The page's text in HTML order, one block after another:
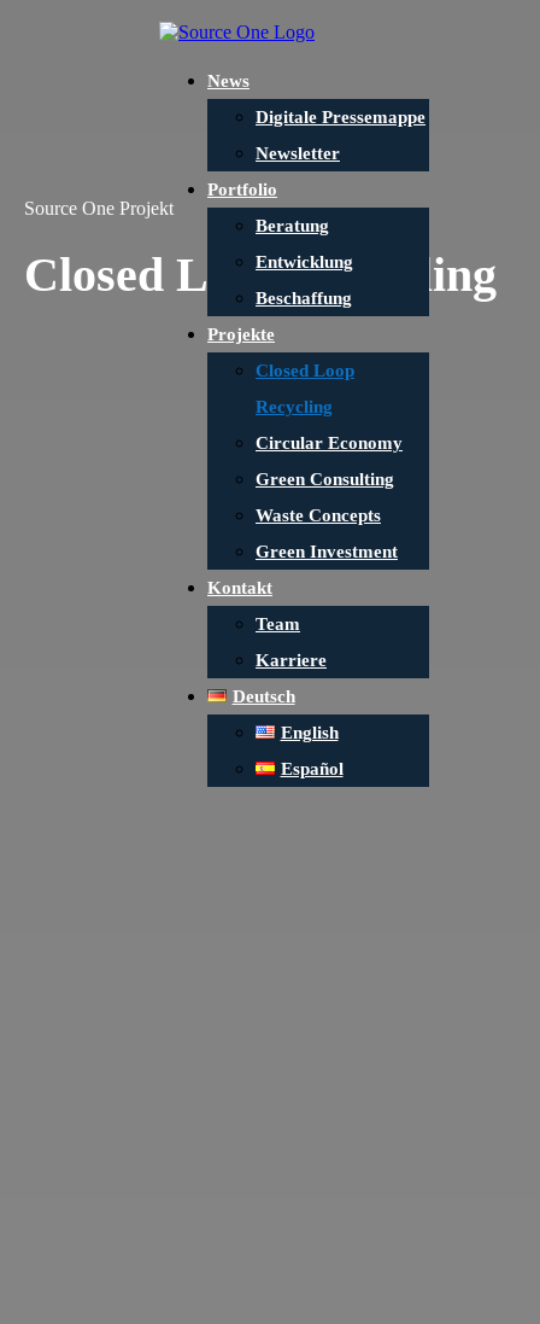
News
Digitale Pressemappe
Newsletter
Portfolio
Beratung
Entwicklung
Beschaffung
Projekte
Closed Loop
Recycling
Circular Economy
Green Consulting
Waste Concepts
Green Investment
Kontakt
Team
Karriere
Deutsch
English
Español
Source One Projekt
Closed Loop Recycling